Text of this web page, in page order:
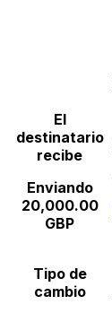
El
destinatario
recibe
Enviando
20,000.00
GBP
Tipo de
cambio